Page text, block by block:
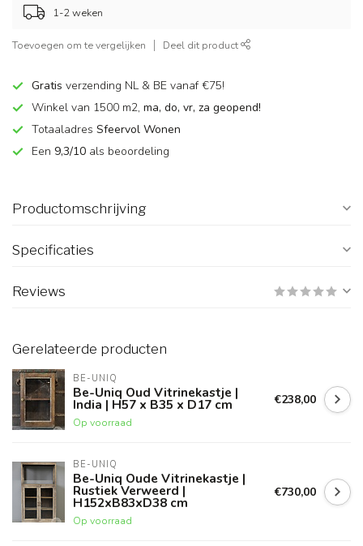
1-2 weken
Toevoegen om te vergelijken Deel dit product
Gratis verzending NL & BE vanaf €75!
Winkel van 1500 m2, ma, do, vr, za geopend!
Totaaladres Sfeervol Wonen
Een 9,3/10 als beoordeling
Productomschrijving
Specificaties
Reviews
Gerelateerde producten
BE-UNIQ
Be-Uniq Oud Vitrinekastje |
India | H57 x B35 x D17 cm
Op voorraad
€238,00
BE-UNIQ
Be-Uniq Oude Vitrinekastje |
Rustiek Verweerd |
H152xB83xD38 cm
Op voorraad
€730,00